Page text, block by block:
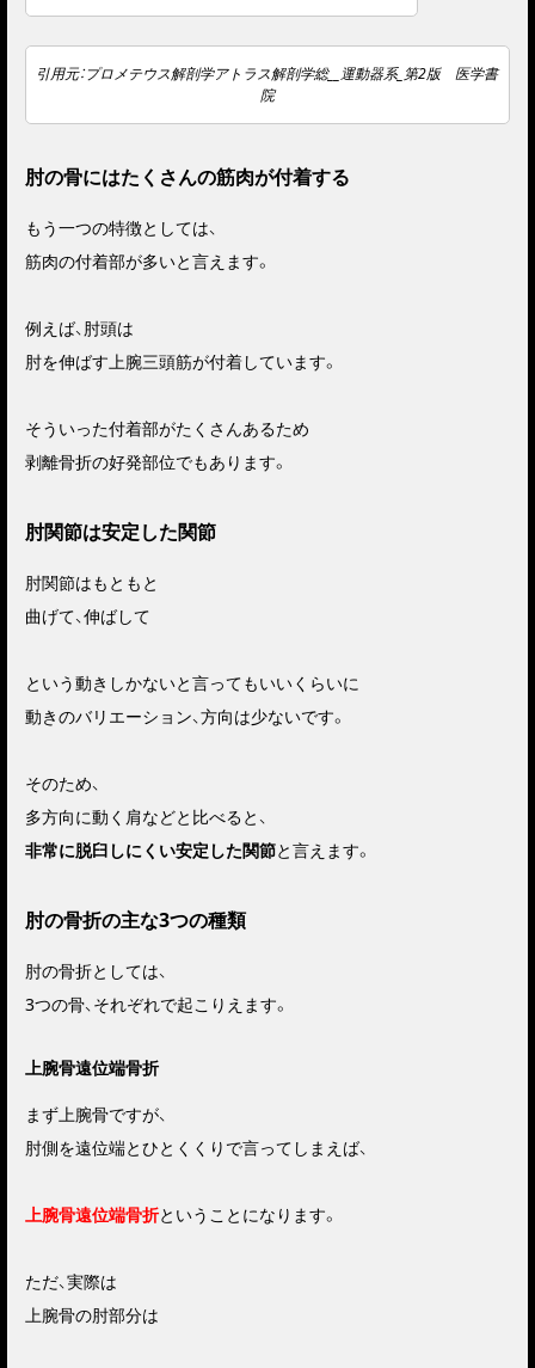
引用元：プロメテウス解剖学アトラス解剖学総__運動器系_第2版 医学書
院
肘の骨にはたくさんの筋肉が付着する
もう一つの特徴としては、
筋肉の付着部が多いと言えます。
例えば、肘頭は
肘を伸ばす上腕三頭筋が付着しています。
そういった付着部がたくさんあるため
剥離骨折の好発部位でもあります。
肘関節は安定した関節
肘関節はもともと
曲げて、伸ばして
という動きしかないと言ってもいいくらいに
動きのバリエーション、方向は少ないです。
そのため、
多方向に動く肩などと比べると、
非常に脱臼しにくい安定した関節と言えます。
肘の骨折の主な3つの種類
肘の骨折としては、
3つの骨、それぞれで起こりえます。
上腕骨遠位端骨折
まず上腕骨ですが、
肘側を遠位端とひとくくりで言ってしまえば、
上腕骨遠位端骨折ということになります。
ただ、実際は
上腕骨の肘部分は